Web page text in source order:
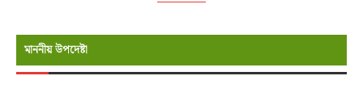
মাননীয় উপদেষ্টা